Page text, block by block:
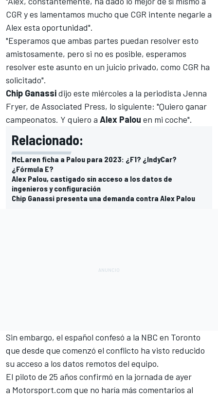
CGR y es lamentamos mucho que CGR intente negarle a
Alex esta oportunidad".
"Esperamos que ambas partes puedan resolver esto
amistosamente, pero si no es posible, esperamos
resolver este asunto en un juicio privado, como CGR ha
solicitado".
Chip Ganassidijo este miércoles a la periodista Jenna
Fryer, de Associated Press, lo siguiente: "Quiero ganar
campeonatos. Y quiero a Alex Palou en mi coche".
Relacionado:
McLaren ficha a Palou para 2023: ¿F1? ¿IndyCar?
¿Fórmula E?
Alex Palou, castigado sin acceso a los datos de
ingenieros y configuración
Chip Ganassi presenta una demanda contra Alex Palou
Sin embargo, el español confesó a la NBC en Toronto
que desde que comenzó el conflicto ha visto reducido
su acceso a los datos remotos del equipo.
El piloto de 25 años confirmó en la jornada de ayer
a Motorsport.com que no haría más comentarios al